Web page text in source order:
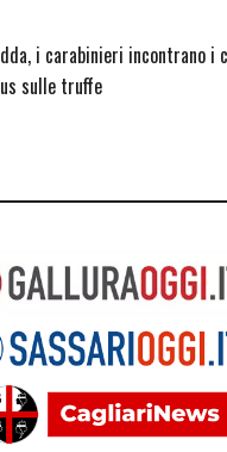
i carabinieri incontrano i
sulle truffe